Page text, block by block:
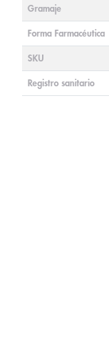
Gramaje
Forma Farmacéutica
SKU
Registro sanitario